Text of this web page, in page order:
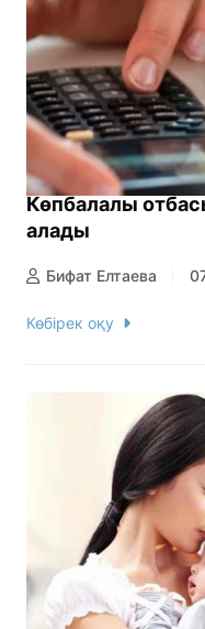
Көпбалалы
алады
Бифат Елтаева
Көбірек оқу